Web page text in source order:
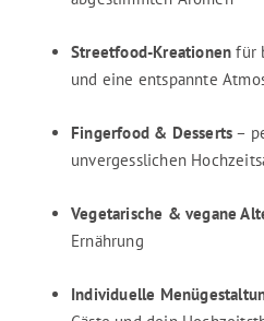
Streetfood-Kreationen für
und eine entspannte
Fingerfood & Desserts –
unvergesslichen
Vegetarische & vegane
Ernährung
Individuelle